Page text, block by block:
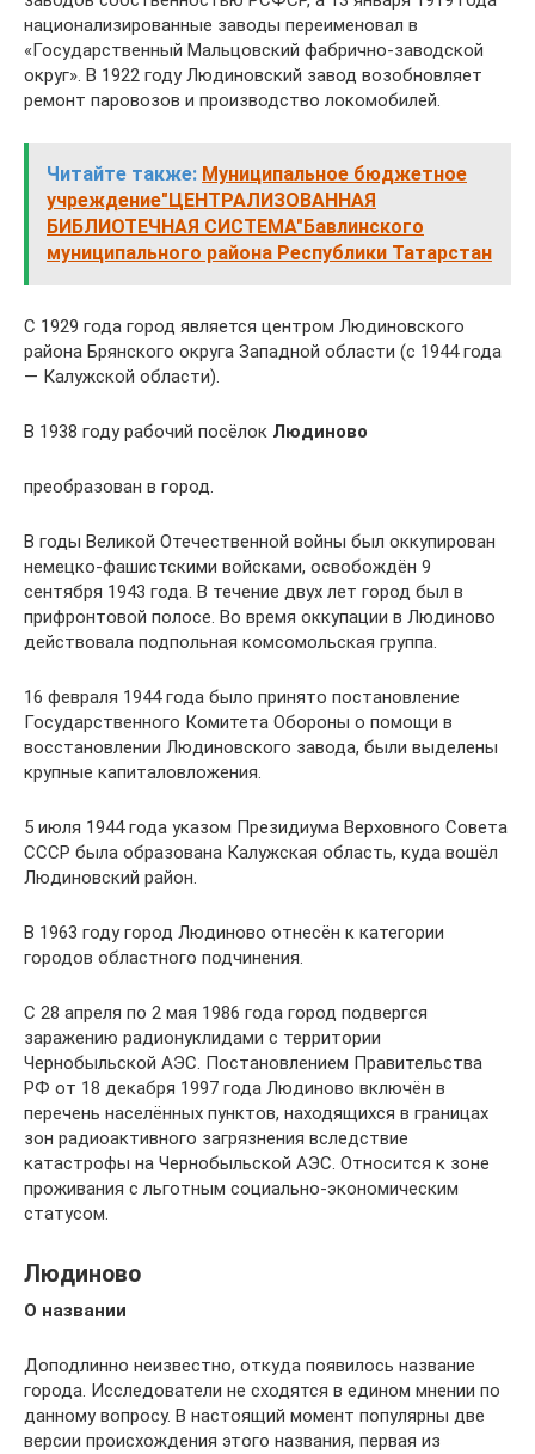
национализированные заводы переименовал в
«Государственный Мальцовский фабрично-заводской
округ». В 1922 году Людиновский завод возобновляет
ремонт паровозов и производство локомобилей.
Читайте также: Муниципальное бюджетное
учреждение"ЦЕНТРАЛИЗОВАННАЯ
БИБЛИОТЕЧНАЯ СИСТЕМА"Бавлинского
муниципального района Республики Татарстан
С 1929 года город является центром Людиновского
района Брянского округа Западной области (с 1944 года
— Калужской области).
В 1938 году рабочий посёлок Людиново
преобразован в город.
В годы Великой Отечественной войны был оккупирован
немецко-фашистскими войсками, освобождён 9
сентября 1943 года. В течение двух лет город был в
прифронтовой полосе. Во время оккупации в Людиново
действовала подпольная комсомольская группа.
16 февраля 1944 года было принято постановление
Государственного Комитета Обороны о помощи в
восстановлении Людиновского завода, были выделены
крупные капиталовложения.
5 июля 1944 года указом Президиума Верховного Совета
СССР была образована Калужская область, куда вошёл
Людиновский район.
В 1963 году город Людиново отнесён к категории
городов областного подчинения.
С 28 апреля по 2 мая 1986 года город подвергся
заражению радионуклидами с территории
Чернобыльской АЭС. Постановлением Правительства
РФ от 18 декабря 1997 года Людиново включён в
перечень населённых пунктов, находящихся в границах
зон радиоактивного загрязнения вследствие
катастрофы на Чернобыльской АЭС. Относится к зоне
проживания с льготным социально-экономическим
статусом.
Людиново
О названии
Доподлинно неизвестно, откуда появилось название
города. Исследователи не сходятся в едином мнении по
данному вопросу. В настоящий момент популярны две
версии происхождения этого названия, первая из